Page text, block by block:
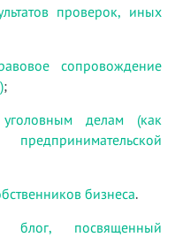
проверок, иных
сопровождение
;
делам (как
бизнеса.
блог, посвященный